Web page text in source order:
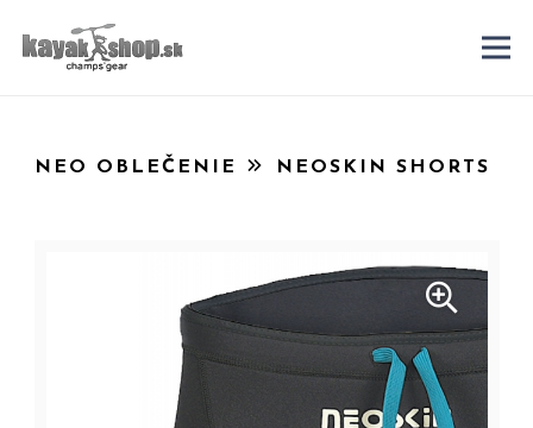
NEO OBLEČENIE NEOSKIN SHORTS